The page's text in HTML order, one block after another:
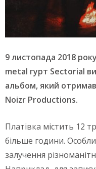
9 листопада 2018
metal гурт Sectorial
альбом, який
Noizr Productions.
Платівка містить 12
більше години.
залучення